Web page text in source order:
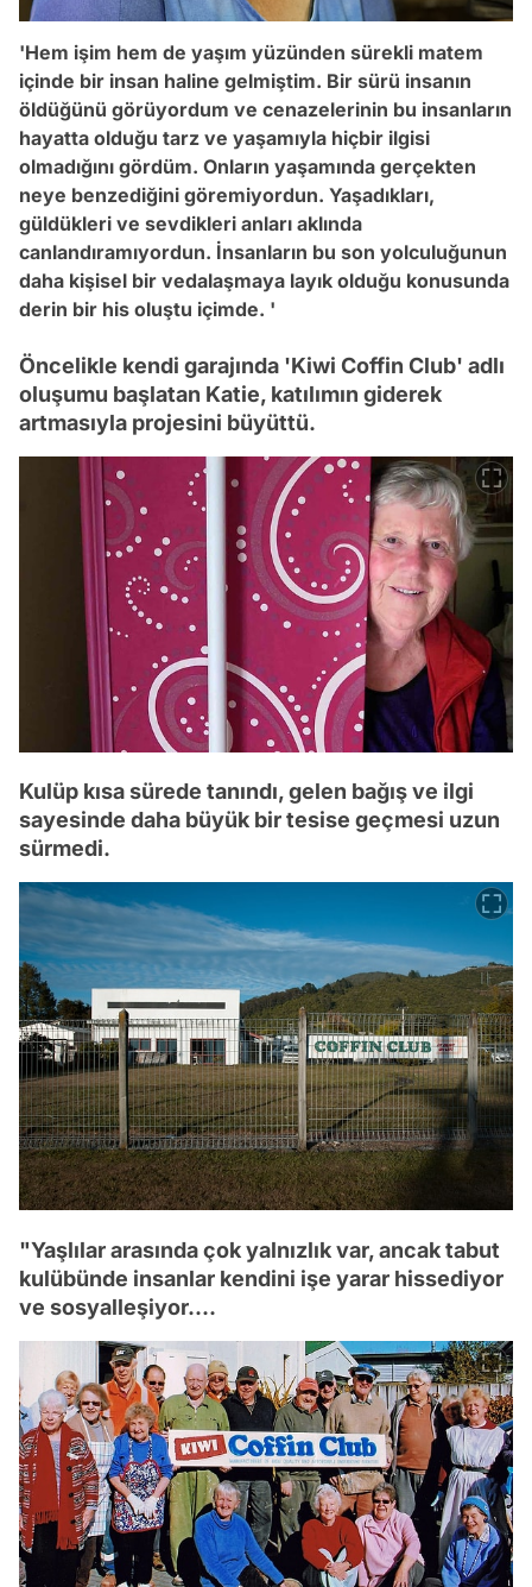
'Hem işim hem de yaşım yüzünden sürekli matem
içinde bir insan haline gelmiştim. Bir sürü insanın
öldüğünü görüyordum ve cenazelerinin bu insanların
hayatta olduğu tarz ve yaşamıyla hiçbir ilgisi
olmadığını gördüm. Onların yaşamında gerçekten
neye benzediğini göremiyordun. Yaşadıkları,
güldükleri ve sevdikleri anları aklında
canlandıramıyordun. İnsanların bu son yolculuğunun
daha kişisel bir vedalaşmaya layık olduğu konusunda
derin bir his oluştu içimde. '
Öncelikle kendi garajında 'Kiwi Coffin Club' adlı
oluşumu başlatan Katie, katılımın giderek
artmasıyla projesini büyüttü.
Kulüp kısa sürede tanındı, gelen bağış ve ilgi
sayesinde daha büyük bir tesise geçmesi uzun
sürmedi.
"Yaşlılar arasında çok yalnızlık var, ancak tabut
kulübünde insanlar kendini işe yarar hissediyor
ve sosyalleşiyor....